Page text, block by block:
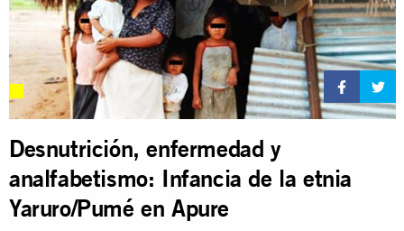
Desnutrición, enfermedad y
analfabetismo: Infancia de la etnia
Yaruro/Pumé en Apure